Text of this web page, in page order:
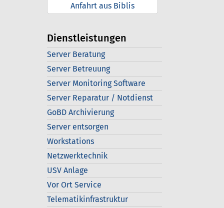
Anfahrt aus Biblis
Dienstleistungen
Server Beratung
Server Betreuung
Server Monitoring Software
Server Reparatur / Notdienst
GoBD Archivierung
Server entsorgen
Workstations
Netzwerktechnik
USV Anlage
Vor Ort Service
Telematikinfrastruktur